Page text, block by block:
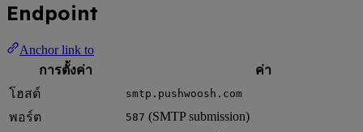
Endpoint
Anchor link to
การตั้งค่า
ค่า
โฮสต์
smtp.pushwoosh.com
พอร์ต 587 (SMTP submission)